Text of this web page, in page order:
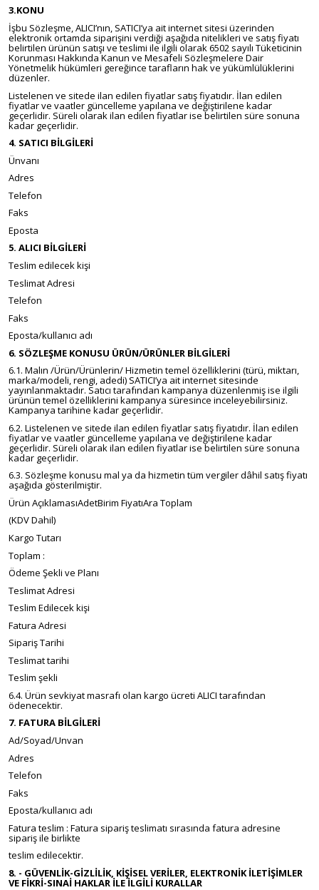
3.KONU
İşbu Sözleşme, ALICI’nın, SATICI’ya ait internet sitesi üzerinden
elektronik ortamda siparişini verdiği aşağıda nitelikleri ve satış fiyatı
belirtilen ürünün satışı ve teslimi ile ilgili olarak 6502 sayılı Tüketicinin
Korunması Hakkında Kanun ve Mesafeli Sözleşmelere Dair
Yönetmelik hükümleri gereğince tarafların hak ve yükümlülüklerini
düzenler.
Listelenen ve sitede ilan edilen fiyatlar satış fiyatıdır. İlan edilen
fiyatlar ve vaatler güncelleme yapılana ve değiştirilene kadar
geçerlidir. Süreli olarak ilan edilen fiyatlar ise belirtilen süre sonuna
kadar geçerlidir.
4. SATICI BİLGİLERİ
Ünvanı
Adres
Telefon
Faks
Eposta
5. ALICI BİLGİLERİ
Teslim edilecek kişi
Teslimat Adresi
Telefon
Faks
Eposta/kullanıcı adı
6. SÖZLEŞME KONUSU ÜRÜN/ÜRÜNLER BİLGİLERİ
6.1. Malın /Ürün/Ürünlerin/ Hizmetin temel özelliklerini (türü, miktarı,
marka/modeli, rengi, adedi) SATICI’ya ait internet sitesinde
yayınlanmaktadır. Satıcı tarafından kampanya düzenlenmiş ise ilgili
ürünün temel özelliklerini kampanya süresince inceleyebilirsiniz.
Kampanya tarihine kadar geçerlidir.
6.2. Listelenen ve sitede ilan edilen fiyatlar satış fiyatıdır. İlan edilen
fiyatlar ve vaatler güncelleme yapılana ve değiştirilene kadar
geçerlidir. Süreli olarak ilan edilen fiyatlar ise belirtilen süre sonuna
kadar geçerlidir.
6.3. Sözleşme konusu mal ya da hizmetin tüm vergiler dâhil satış fiyatı
aşağıda gösterilmiştir.
Ürün AçıklamasıAdetBirim FiyatıAra Toplam
(KDV Dahil)
Kargo Tutarı
Toplam :
Ödeme Şekli ve Planı
Teslimat Adresi
Teslim Edilecek kişi
Fatura Adresi
Sipariş Tarihi
Teslimat tarihi
Teslim şekli
6.4. Ürün sevkiyat masrafı olan kargo ücreti ALICI tarafından
ödenecektir.
7. FATURA BİLGİLERİ
Ad/Soyad/Unvan
Adres
Telefon
Faks
Eposta/kullanıcı adı
Fatura teslim : Fatura sipariş teslimatı sırasında fatura adresine
sipariş ile birlikte
teslim edilecektir.
8. - GÜVENLİK-GİZLİLİK, KİŞİSEL VERİLER, ELEKTRONİK İLETİŞİMLER
VE FİKRİ-SINAİ HAKLAR İLE İLGİLİ KURALLAR